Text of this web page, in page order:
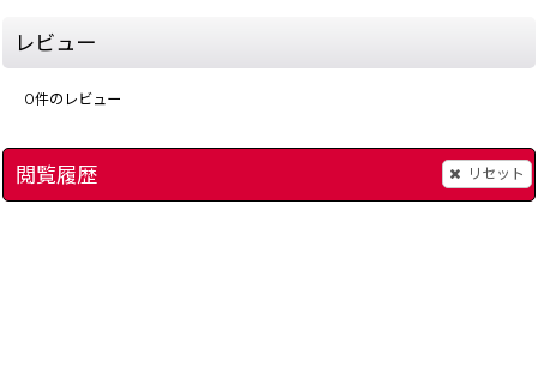
レビュー
0件のレビュー
閲覧履歴 リセット